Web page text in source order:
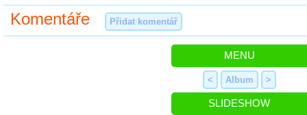
Komentáře Přidat komentář
MENU
< Album >
SLIDESHOW